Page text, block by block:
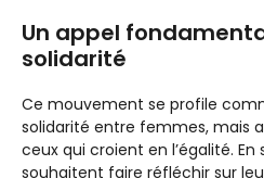
Un appel
solidarité
Ce mouvement se profile
solidarité entre femmes, mais
ceux qui croient en l’égalité.
souhaitent faire réfléchir sur